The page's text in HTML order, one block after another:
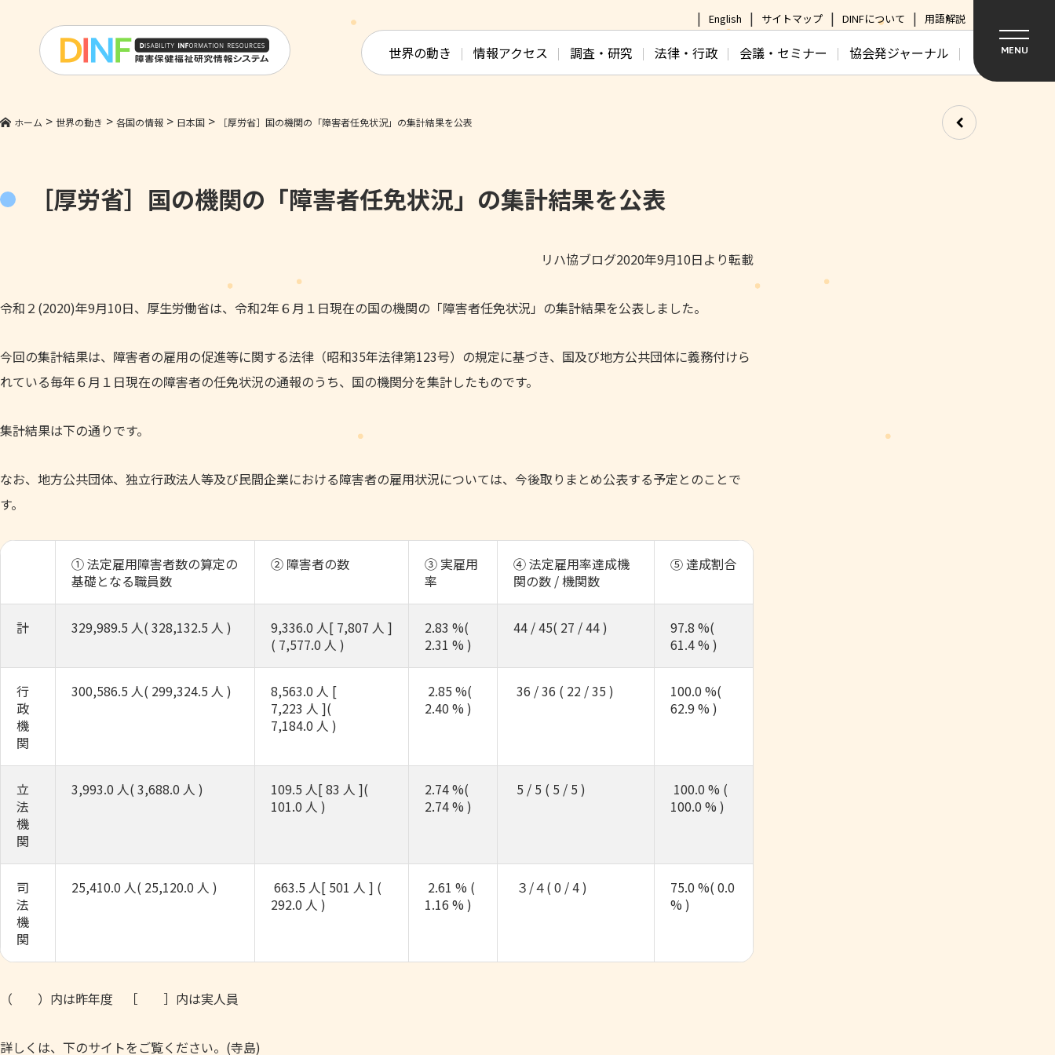
English サイトマップ DINFについて 用語解説
世界の動き 情報アクセス 調査・研究 法律・行政 会議・セミナー 協会発ジャーナル MENU
ホーム > 世界の動き > 各国の情報 > 日本国 > ［厚労省］国の機関の「障害者任免状況」の集計結果を公表
［厚労省］国の機関の「障害者任免状況」の集計結果を公表
リハ協ブログ2020年9月10日より転載
令和２(2020)年9月10日、厚生労働省は、令和2年６月１日現在の国の機関の「障害者任免状況」の集計結果を公表しました。
今回の集計結果は、障害者の雇用の促進等に関する法律（昭和35年法律第123号）の規定に基づき、国及び地方公共団体に義務付けら
れている毎年６月１日現在の障害者の任免状況の通報のうち、国の機関分を集計したものです。
集計結果は下の通りです。
なお、地方公共団体、独立行政法人等及び民間企業における障害者の雇用状況については、今後取りまとめ公表する予定とのことで
す。
① 法定雇用障害者数の算定の
基礎となる職員数
② 障害者の数
③ 実雇用
率
④ 法定雇用率達成機
関の数 / 機関数
⑤ 達成割合
計 329,989.5 人( 328,132.5 人 )
9,336.0 人[ 7,807 人 ]
( 7,577.0 人 )
2.83 %(
2.31 % )
44 / 45( 27 / 44 )
97.8 %(
61.4 % )
行
政
機
関
300,586.5 人( 299,324.5 人 )
8,563.0 人 [
7,223 人 ](
7,184.0 人 )
2.85 %(
2.40 % )
36 / 36 ( 22 / 35 )
100.0 %(
62.9 % )
立
法
機
関
3,993.0 人( 3,688.0 人 )
109.5 人[ 83 人 ](
101.0 人 )
2.74 %(
2.74 % )
5 / 5 ( 5 / 5 )
100.0 % (
100.0 % )
司
法
機
関
25,410.0 人( 25,120.0 人 )
663.5 人[ 501 人 ] (
292.0 人 )
2.61 % (
1.16 % )
３/４( 0 / 4 )
75.0 %( 0.0
% )
（ ）内は昨年度 ［ ］内は実人員
詳しくは、下のサイトをご覧ください。(寺島)